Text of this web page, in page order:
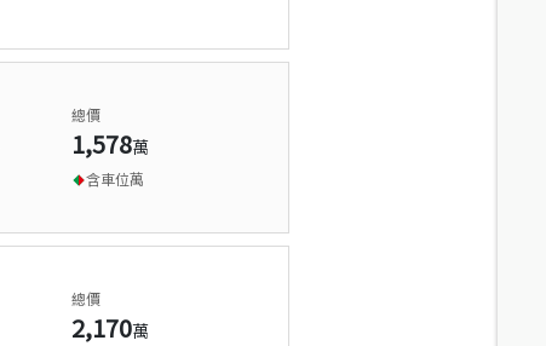
總價
1,578萬
含車位萬
總價
2,170萬